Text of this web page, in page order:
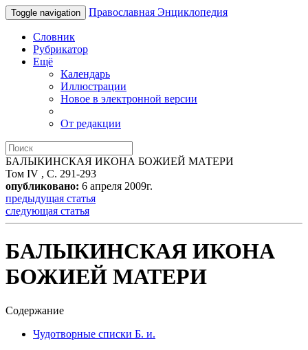
Toggle navigation Православная Энциклопедия
Словник
Рубрикатор
Ещё
Календарь
Иллюстрации
Новое в электронной версии
От редакции
БАЛЫКИНСКАЯ ИКОНА БОЖИЕЙ МАТЕРИ
Том IV , С. 291-293
опубликовано: 6 апреля 2009г.
предыдущая статья
следующая статья
БАЛЫКИНСКАЯ ИКОНА
БОЖИЕЙ МАТЕРИ
Содержание
Чудотворные списки Б. и.